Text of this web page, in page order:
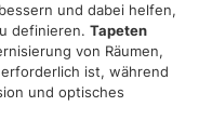
contenuti ed
social media e per
inoltre
il nostro sito con i
dei dati web,
und dabei helfen,
definieren. Tapeten
von Räumen,
ist, während
und optisches